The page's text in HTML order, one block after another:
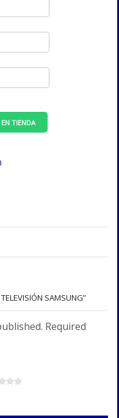
EN TIENDA
SAMSUNG”
Required